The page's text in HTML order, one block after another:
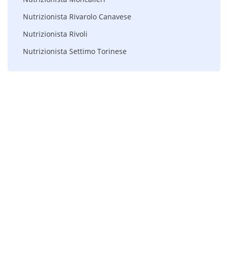
Nutrizionista Rivarolo Canavese
Nutrizionista Rivoli
Nutrizionista Settimo Torinese